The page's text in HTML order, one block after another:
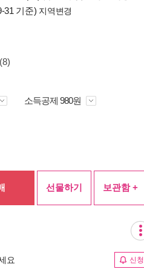
31 기준) 지역변경
소득공제 980원
선물하기 보관함 +
요 신청